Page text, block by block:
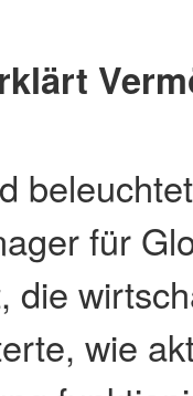
für
die
wie